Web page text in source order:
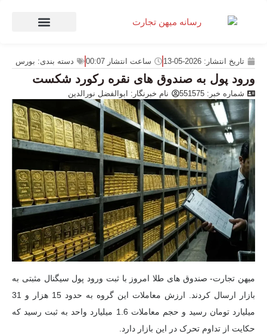
تاریخ انتشار: 2026-05-13 ساعت انتشار 00:07 دسته بندی: بورس
ورود پول به صندوق های نقره رکورد شکست
شماره خبر: 551575 نام خبرنگار: ابوالفضل نورالدین
میهن تجارت- صندوق های طلا امروز با ثبت ورود پول سیگنال مثبتی به
بازار ارسال کردند. ارزش معاملات این گروه به حدود 15 هزار و 31
میلیارد تومان رسید و حجم معاملات 1.6 میلیارد واحد به ثبت رسید که
حکایت از تداوم تحرک در این بازار دارد.